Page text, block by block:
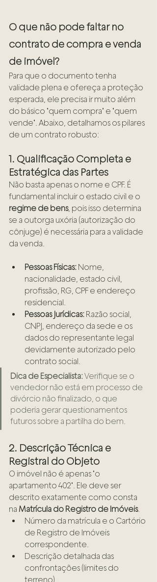
O que não pode faltar no
contrato de compra e venda
de imóvel?
Para que o documento tenha
validade plena e ofereça a proteção
esperada, ele precisa ir muito além
do básico "quem compra" e "quem
vende". Abaixo, detalhamos os pilares
de um contrato robusto:
1. Qualificação Completa e
Estratégica das Partes
Não basta apenas o nome e CPF. É
fundamental incluir o estado civil e o
regime de bens, pois isso determina
se a outorga uxória (autorização do
cônjuge) é necessária para a validade
da venda.
Pessoas Físicas: Nome,
nacionalidade, estado civil,
profissão, RG, CPF e endereço
residencial.
Pessoas Jurídicas: Razão social,
CNPJ, endereço da sede e os
dados do representante legal
devidamente autorizado pelo
contrato social.
Dica de Especialista: Verifique se o
vendedor não está em processo de
divórcio não finalizado, o que
poderia gerar questionamentos
futuros sobre a partilha do bem.
2. Descrição Técnica e
Registral do Objeto
O imóvel não é apenas "o
apartamento 402". Ele deve ser
descrito exatamente como consta
na Matrícula do Registro de Imóveis.
Número da matrícula e o Cartório
de Registro de Imóveis
correspondente.
Descrição detalhada das
confrontações (limites do
terreno).